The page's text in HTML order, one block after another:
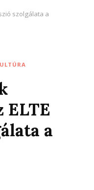
szolgálata a
ELTE
a